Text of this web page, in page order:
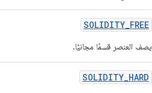
SOLIDITY_FREE
يصف العنصر قسمًا مجانيًا.
SOLIDITY_HARD